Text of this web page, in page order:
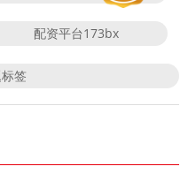
配资平台173bx
签